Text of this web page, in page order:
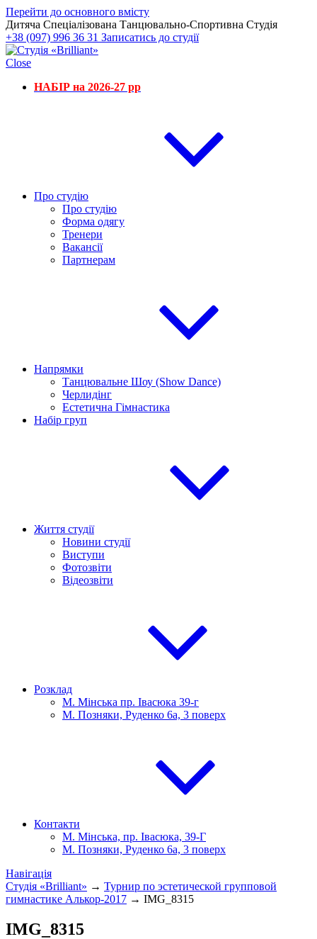
Перейти до основного вмісту
Дитяча Спеціалізована Танцювально-Спортивна Студія
+38 (097) 996 36 31 Записатись до студії
Close
НАБІР на 2026-27 рр
Про студію
Про студію
Форма одягу
Тренери
Вакансії
Партнерам
Напрямки
Танцювальне Шоу (Show Dance)
Черлидінг
Естетична Гімнастика
Набір груп
Життя студії
Новини студії
Виступи
Фотозвіти
Відеозвіти
Розклад
М. Мінська пр. Івасюка 39-г
М. Позняки, Руденко 6а, 3 поверх
Контакти
М. Мінська, пр. Івасюка, 39-Г
М. Позняки, Руденко 6а, 3 поверх
Навігація
Студія «Brilliant» → Турнир по эстетической групповой
гимнастике Алькор-2017 → IMG_8315
IMG_8315